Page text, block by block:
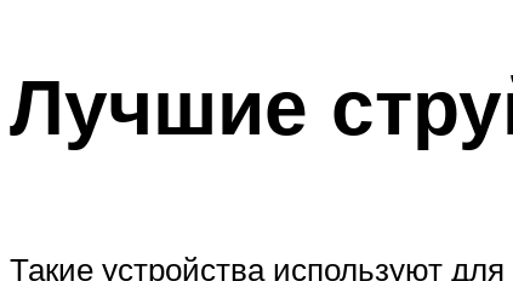
Лучшие
Такие устройства используют